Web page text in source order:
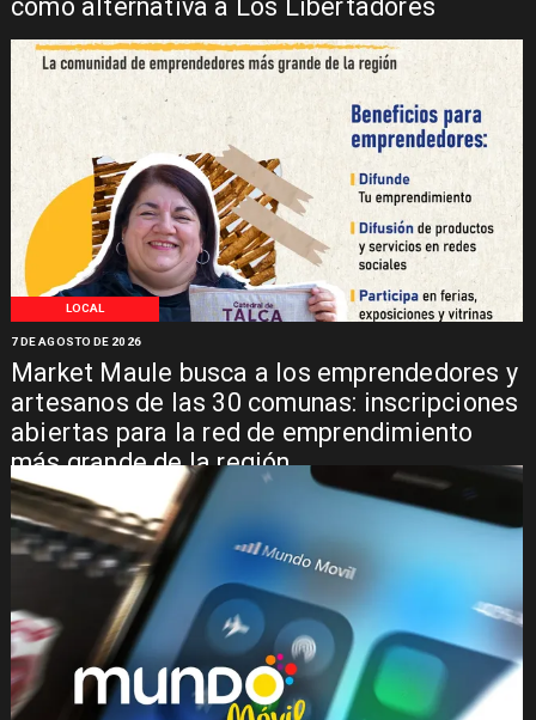
como alternativa a Los Libertadores
LOCAL
Market Maule busca a los emprendedores y
artesanos de las 30 comunas: inscripciones
abiertas para la red de emprendimiento
más grande de la región
7 DE AGOSTO DE 2026